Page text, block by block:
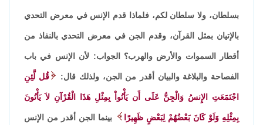
بسلطان، ولا سلطان لكم، فلماذا قدم الإنس في معرض التحدي
بالإتيان بمثل القرآن، وقدم الجن في معرض التحدي بالنفاذ من
أقطار السموات والأرض والهرب؟ الجواب: لأن الإنس في باب
الفصاحة والبلاغة والبيان أقدر من الجن، ولذلك قال: قُل لَّئِنِ
اجْتَمَعَتِ الإِنسُ وَالْجِنُّ عَلَى أَن يَأْتُواْ بِمِثْلِ هَذَا الْقُرْآنِ لاَ يَأْتُونَ
بِمِثْلِهِ وَلَوْ كَانَ بَعْضُهُمْ لِبَعْضٍ ظَهِيرًا بينما الجن أقدر من الإنس